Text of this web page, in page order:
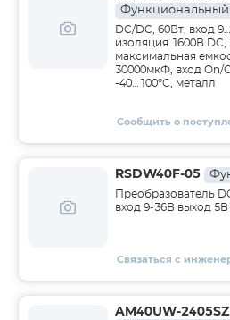
Функциональный
DC/DC, 60Вт, вход
изоляция 1600В DC,
максимальная
30000мкФ, вход On/
-40…100°C, металл
Сообщить о
RSDW40F-05
Преобразователь
вход 9-36В выход 5В
Связаться с
AM40UW-2405SZ